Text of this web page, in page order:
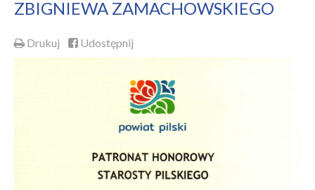
ZBIGNIEWA ZAMACHOWSKIEGO
Drukuj Udostępnij